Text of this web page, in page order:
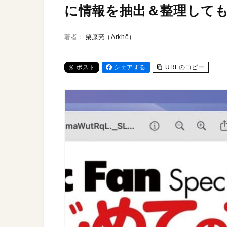
に情報を抽出＆整理して
著者： 栗原亮（Arkhē）
ポスト シェアする URLのコピー